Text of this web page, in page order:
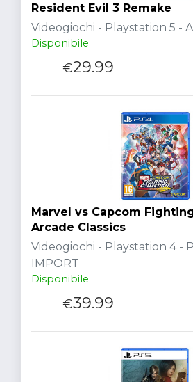
Resident Evil 3 Remake
Videogiochi - Playstation 5 -
Disponibile
€29.99
Marvel vs Capcom
Arcade Classics
Videogiochi - Playstation 4 -
IMPORT
Disponibile
€39.99